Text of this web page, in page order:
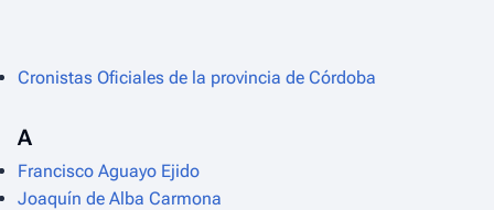
Cronistas Oficiales de la provincia de Córdoba
A
Francisco Aguayo Ejido
Joaquín de Alba Carmona